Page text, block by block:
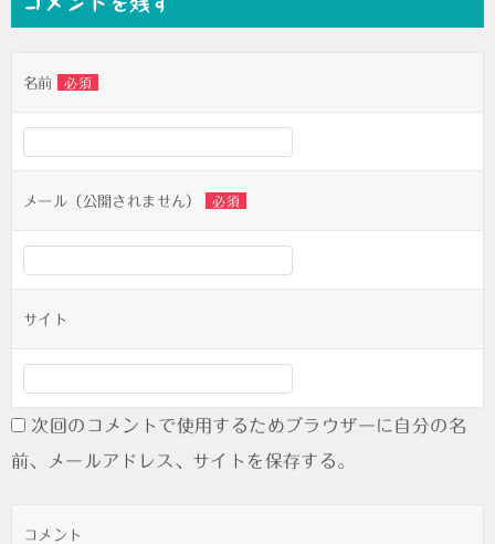
ー
シ
ョ
ン
名前 必須
メール（公開されません） 必須
サイト
次回のコメントで使用するためブラウザーに自分の名
前、メールアドレス、サイトを保存する。
コメント